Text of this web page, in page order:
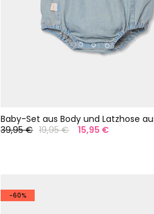
39,95 € 19,95 € 15,95 €
-60%